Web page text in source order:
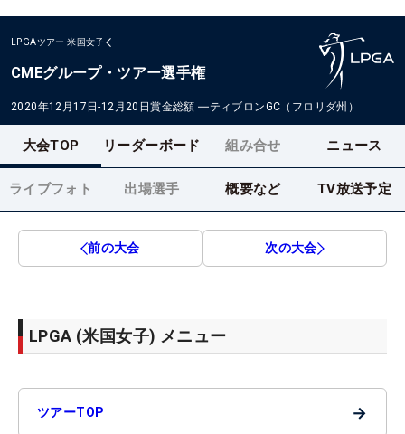
LPGAツアー 米国女子
CMEグループ・ツアー選手権
2020年12月17日-12月20日賞金総額 ―ティブロンGC（フロリダ州）
大会TOP リーダーボード 組み合せ ニュース
ライブフォト 出場選手 概要など TV放送予定
前の大会 次の大会
LPGA (米国女子) メニュー
ツアーTOP →